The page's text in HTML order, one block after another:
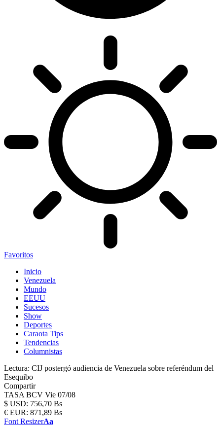
Favoritos
Inicio
Venezuela
Mundo
EEUU
Sucesos
Show
Deportes
Caraota Tips
Tendencias
Columnistas
Lectura: CIJ postergó audiencia de Venezuela sobre referéndum del
Esequibo
Compartir
TASA BCV Vie 07/08
$ USD: 756,70 Bs
€ EUR: 871,89 Bs
Font ResizerAa